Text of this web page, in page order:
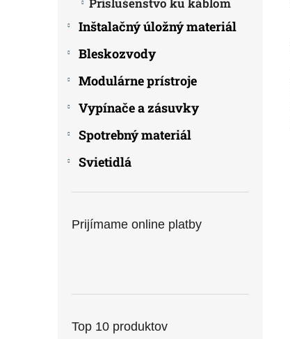
Inštalačný úložný materiál
Bleskozvody
Modulárne prístroje
Vypínače a zásuvky
Spotrebný materiál
Svietidlá
Prijímame online platby
Top 10 produktov